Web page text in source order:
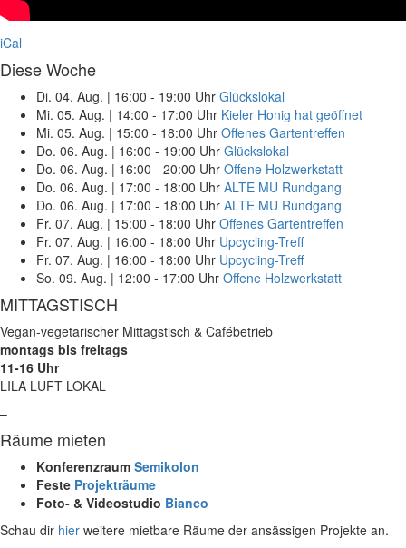
iCal
Diese Woche
Di. 04. Aug. | 16:00 - 19:00 Uhr Glückslokal
Mi. 05. Aug. | 14:00 - 17:00 Uhr Kieler Honig hat geöffnet
Mi. 05. Aug. | 15:00 - 18:00 Uhr Offenes Gartentreffen
Do. 06. Aug. | 16:00 - 19:00 Uhr Glückslokal
Do. 06. Aug. | 16:00 - 20:00 Uhr Offene Holzwerkstatt
Do. 06. Aug. | 17:00 - 18:00 Uhr ALTE MU Rundgang
Do. 06. Aug. | 17:00 - 18:00 Uhr ALTE MU Rundgang
Fr. 07. Aug. | 15:00 - 18:00 Uhr Offenes Gartentreffen
Fr. 07. Aug. | 16:00 - 18:00 Uhr Upcycling-Treff
Fr. 07. Aug. | 16:00 - 18:00 Uhr Upcycling-Treff
So. 09. Aug. | 12:00 - 17:00 Uhr Offene Holzwerkstatt
MITTAGSTISCH
Vegan-vegetarischer Mittagstisch & Cafébetrieb
montags bis freitags
11-16 Uhr
LILA LUFT LOKAL
–
Räume mieten
Konferenzraum Semikolon
Feste Projekträume
Foto- & Videostudio Bianco
Schau dir hier weitere mietbare Räume der ansässigen Projekte an.